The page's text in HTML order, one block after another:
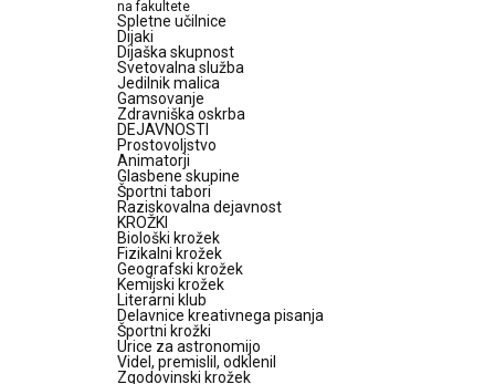
na fakultete
Spletne učilnice
Dijaki
Dijaška skupnost
Svetovalna služba
Jedilnik malica
Gamsovanje
Zdravniška oskrba
DEJAVNOSTI
Prostovoljstvo
Animatorji
Glasbene skupine
Športni tabori
Raziskovalna dejavnost
KROŽKI
Biološki krožek
Fizikalni krožek
Geografski krožek
Kemijski krožek
Literarni klub
Delavnice kreativnega pisanja
Športni krožki
Urice za astronomijo
Videl, premislil, odklenil
Zgodovinski krožek